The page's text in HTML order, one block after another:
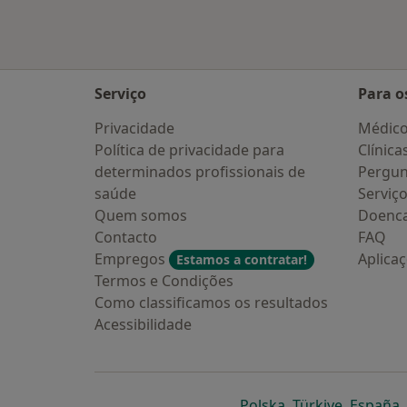
Serviço
Privacidade
Política de privacidade para
determinados profissionais de
saúde
Quem somos
Contacto
Empregos
Estamos a contratar!
Termos e Condições
Como classificamos os resultados
Acessibilidade
Para
FAQ